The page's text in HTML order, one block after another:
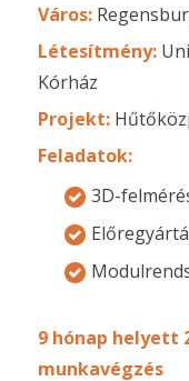
Város:
Létesítmény:
Kórház
Projekt:
Feladatok:
3D-
9 hónap helyett
munkavégzés